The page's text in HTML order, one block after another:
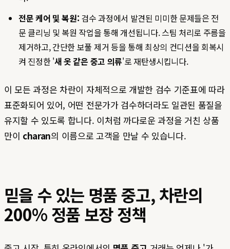
전문 케어 및 복원: 검수 과정에서 발견된 미미한 문제들은 전
문 클리닝 및 복원 작업을 통해 개선됩니다. 스팀 처리로 주름을
제거하고, 간단한 보풀 제거 등을 통해 최상의 컨디션을 회복시
켜 진정한 '새 옷 같은 중고 의류'로 재탄생시킵니다.
이 모든 과정은 차란이 자체적으로 개발한 검수 기준표에 따라
표준화되어 있어, 어떤 전문가가 검수하더라도 일관된 품질을
유지할 수 있도록 합니다. 이처럼 까다로운 과정을 거친 상품
만이 charan의 이름으로 고객을 만날 수 있습니다.
믿을 수 있는 명품 중고, 차란의
200% 정품 보장 정책